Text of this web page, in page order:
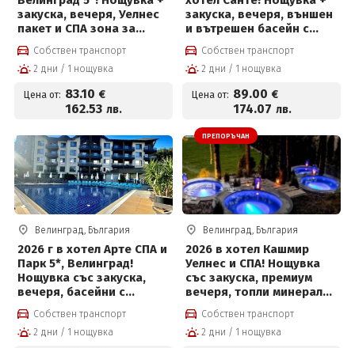
закуска, вечеря, Уелнес
пакет и СПА зона за
възрастни + Безплатно
за деца до 12 г за 80.53
евро на човек
Собствен транспорт
2 дни / 1 нощувка
Цена от: 83.10 €
162.53 лв.
закуска, вечеря, външен
и вътрешен басейн с
топла минерална вода и
Уелнес пакет +
Безплатно за дете до 12
Собствен транспорт
2 дни / 1 нощувка
Цена от: 89.00 €
174.07 лв.
Велинград, България
2026 г в хотел Арте СПА и
Парк 5*, Велинград!
Нощувка със закуска,
вечеря, басейни с
минерална вода и СПА
център + Безплатно за
деца до 12г на цени от
Собствен транспорт
2 дни / 1 нощувка
ПРЕПОРЪЧАН
Велинград, България
2026 в хотел Кашмир
Уелнес и СПА! Нощувка
със закуска, премиум
вечеря, топли минерални
басейни, външни топила
и СПА център
Собствен транспорт
2 дни / 1 нощувка